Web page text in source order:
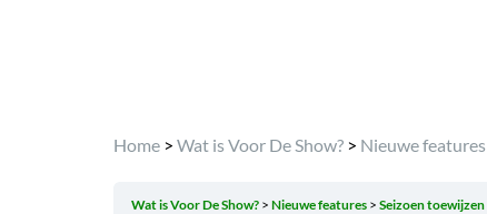
Home > Wat is Voor De Show? > Nieuwe features
Wat is Voor De Show? Nieuwe features Seizoen toewijzen